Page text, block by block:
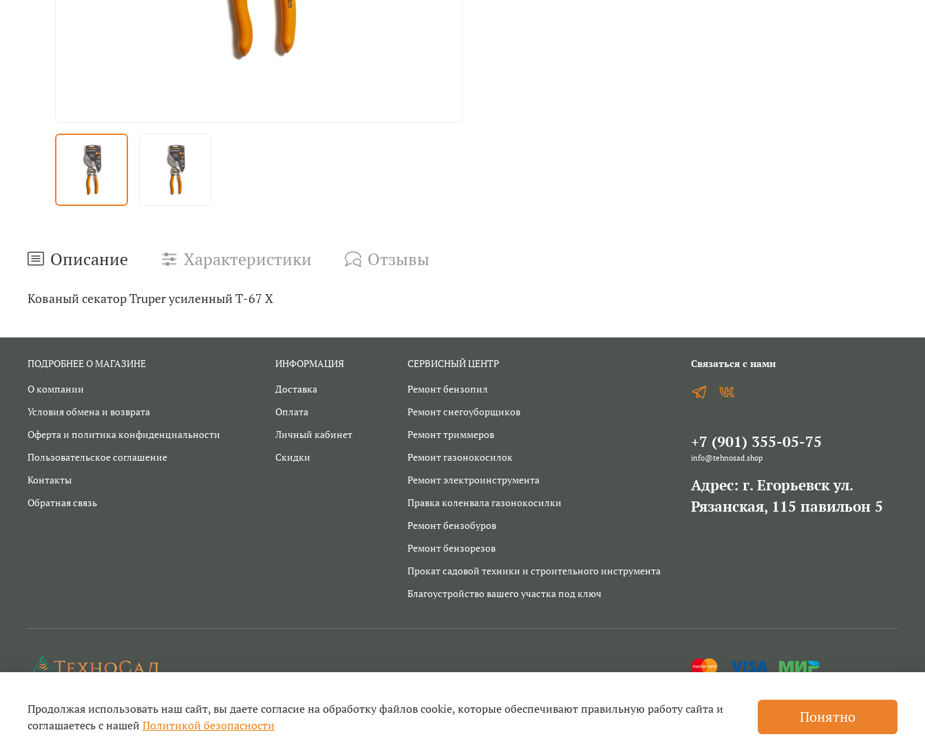
Описание Характеристики Отзывы
Кованый секатор Truper усиленный Т-67 Х
ПОДРОБНЕЕ О МАГАЗИНЕ
О компании
Условия обмена и возврата
Оферта и политика конфиденциальности
Пользовательское соглашение
Контакты
Обратная связь
ИНФОРМАЦИЯ
Доставка
Оплата
Личный кабинет
Скидки
СЕРВИСНЫЙ ЦЕНТР
Ремонт бензопил
Ремонт снегоуборщиков
Ремонт триммеров
Ремонт газонокосилок
Ремонт электроинструмента
Правка коленвала газонокосилки
Ремонт бензобуров
Ремонт бензорезов
Прокат садовой техники и строительного инструмента
Благоустройство вашего участка под ключ
Связаться с нами
+7 (901) 355-05-75
info@tehnosad.shop
Адрес: г. Егорьевск ул.
Рязанская, 115 павильон 5
© 2022-2026
Техносад- ремонт садовой техники и инструмента в Егорьевске, заточка цепей, продажа инструмента и запчастей для триммеров, бензопил и другой техники, прокат
Продолжая использовать наш сайт, вы даете согласие на обработку файлов cookie, которые обеспечивают правильную работу сайта и
соглашаетесь с нашей Политикой безопасности Понятно